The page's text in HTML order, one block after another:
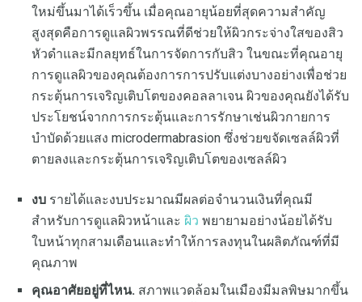
ใหม่ขึ้นมาได้เร็วขึ้น เมื่อคุณอายุน้อยที่สุดความสำคัญ
สูงสุดคือการดูแลผิวพรรณที่ดีช่วยให้ผิวกระจ่างใสของสิว
หัวดำและมีกลยุทธ์ในการจัดการกับสิว ในขณะที่คุณอายุ
การดูแลผิวของคุณต้องการการปรับแต่งบางอย่างเพื่อช่วย
กระตุ้นการเจริญเติบโตของคอลลาเจน ผิวของคุณยังได้รับ
ประโยชน์จากการกระตุ้นและการรักษาเช่นผิวกายการ
บำบัดด้วยแสง microdermabrasion ซึ่งช่วยขจัดเซลล์ผิวที่
ตายลงและกระตุ้นการเจริญเติบโตของเซลล์ผิว
งบ รายได้และงบประมาณมีผลต่อจำนวนเงินที่คุณมี
สำหรับการดูแลผิวหน้าและ ผิว พยายามอย่างน้อยได้รับ
ใบหน้าทุกสามเดือนและทำให้การลงทุนในผลิตภัณฑ์ที่มี
คุณภาพ
คุณอาศัยอยู่ที่ไหน. สภาพแวดล้อมในเมืองมีมลพิษมากขึ้น